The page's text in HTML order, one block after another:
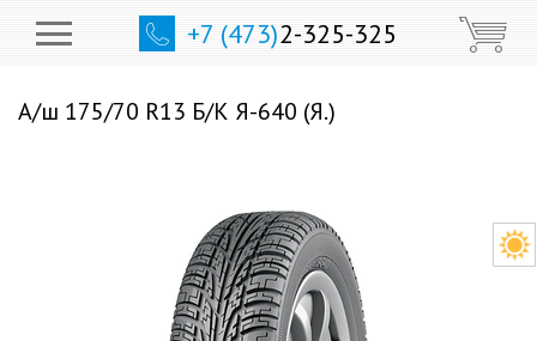
+7 (473)2-325-325
А/ш 175/70 R13 Б/К Я-640 (Я.)